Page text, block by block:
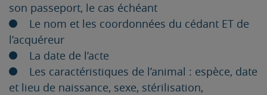
son passeport, le cas échéant
Le nom et les coordonnées du cédant ET de
l’acquéreur
La date de l’acte
Les caractéristiques de l’animal : espèce, date
et lieu de naissance, sexe, stérilisation,